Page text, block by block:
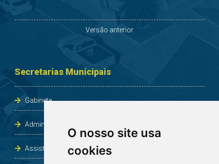
O nosso site usa
cookies
Versão anterior
Secretarias Municipais
Gabinete
Administração e Planejamento
Assistência Social e Habitação